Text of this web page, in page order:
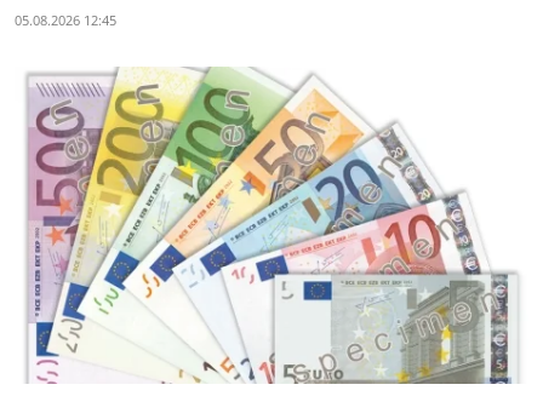
05.08.2026 12:45